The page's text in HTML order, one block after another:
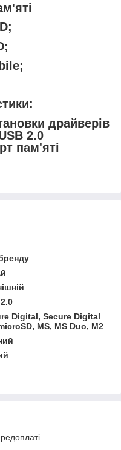
драйверів
2.0
пам'яті
Digital, Secure Digital
MS, MS Duo, M2